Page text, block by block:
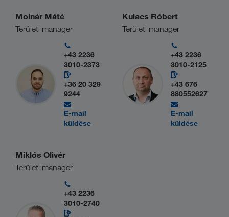
Molnár Máté
Területi manager
+43 2236
3010-2373
+36 20 329
9244
E-mail
küldése
Kulacs Róbert
Területi manager
+43 2236
3010-2125
+43 676
880552627
E-mail
küldése
Miklós Olivér
Területi manager
+43 2236
3010-2740